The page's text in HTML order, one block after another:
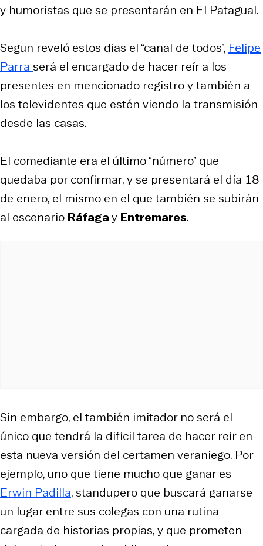
y humoristas que se presentarán en El Patagual.
Segun reveló estos días el “canal de todos”, Felipe
Parra será el encargado de hacer reír a los
presentes en mencionado registro y también a
los televidentes que estén viendo la transmisión
desde las casas.
El comediante era el último “número” que
quedaba por confirmar, y se presentará el día 18
de enero, el mismo en el que también se subirán
al escenario Ráfagay Entremares.
Sin embargo, el también imitador no será el
único que tendrá la difícil tarea de hacer reír en
esta nueva versión del certamen veraniego. Por
ejemplo, uno que tiene mucho que ganar es
Erwin Padilla, standupero que buscará ganarse
un lugar entre sus colegas con una rutina
cargada de historias propias, y que prometen